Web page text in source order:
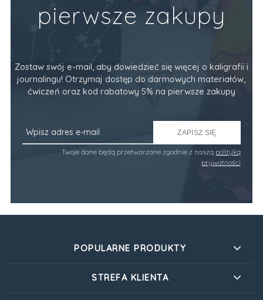
pierwsze zakupy
Zostaw swój e-mail, aby dowiedzieć się więcej o kaligrafii i
journalingu! Otrzymaj dostęp do darmowych materiałów,
ćwiczeń oraz kod rabatowy 5% na pierwsze zakupy
ZAPISZ SIĘ
Twoje dane będą przetwarzane zgodnie z naszą polityką
prywatności
POPULARNE PRODUKTY
STREFA KLIENTA